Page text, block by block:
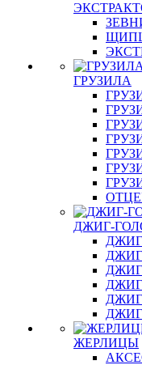
ГРУЗИЛА
ДЖИГ-
ЖЕРЛИЦЫ